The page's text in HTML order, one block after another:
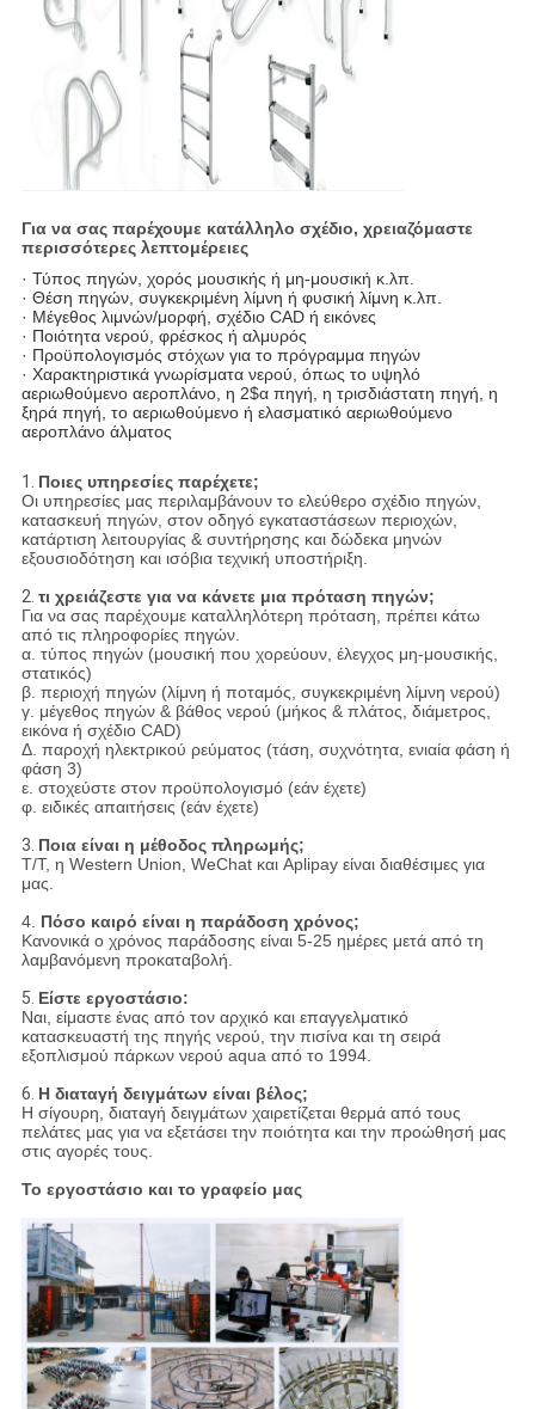
Για να σας παρέχουμε κατάλληλο σχέδιο, χρειαζόμαστε
περισσότερες λεπτομέρειες
· Τύπος πηγών, χορός μουσικής ή μη-μουσική κ.λπ.
· Θέση πηγών, συγκεκριμένη λίμνη ή φυσική λίμνη κ.λπ.
· Μέγεθος λιμνών/μορφή, σχέδιο CAD ή εικόνες
· Ποιότητα νερού, φρέσκος ή αλμυρός
· Προϋπολογισμός στόχων για το πρόγραμμα πηγών
· Χαρακτηριστικά γνωρίσματα νερού, όπως το υψηλό
αεριωθούμενο αεροπλάνο, η 2$α πηγή, η τρισδιάστατη πηγή, η
ξηρά πηγή, το αεριωθούμενο ή ελασματικό αεριωθούμενο
αεροπλάνο άλματος
1. Ποιες υπηρεσίες παρέχετε;
Οι υπηρεσίες μας περιλαμβάνουν το ελεύθερο σχέδιο πηγών,
κατασκευή πηγών, στον οδηγό εγκαταστάσεων περιοχών,
κατάρτιση λειτουργίας & συντήρησης και δώδεκα μηνών
εξουσιοδότηση και ισόβια τεχνική υποστήριξη.
2. τι χρειάζεστε για να κάνετε μια πρόταση πηγών;
Για να σας παρέχουμε καταλληλότερη πρόταση, πρέπει κάτω
από τις πληροφορίες πηγών.
α. τύπος πηγών (μουσική που χορεύουν, έλεγχος μη-μουσικής,
στατικός)
β. περιοχή πηγών (λίμνη ή ποταμός, συγκεκριμένη λίμνη νερού)
γ. μέγεθος πηγών & βάθος νερού (μήκος & πλάτος, διάμετρος,
εικόνα ή σχέδιο CAD)
Δ. παροχή ηλεκτρικού ρεύματος (τάση, συχνότητα, ενιαία φάση ή
φάση 3)
ε. στοχεύστε στον προϋπολογισμό (εάν έχετε)
φ. ειδικές απαιτήσεις (εάν έχετε)
3. Ποια είναι η μέθοδος πληρωμής;
T/T, η Western Union, WeChat και Aplipay είναι διαθέσιμες για
μας.
4. Πόσο καιρό είναι η παράδοση χρόνος;
Κανονικά ο χρόνος παράδοσης είναι 5-25 ημέρες μετά από τη
λαμβανόμενη προκαταβολή.
5. Είστε εργοστάσιο:
Ναι, είμαστε ένας από τον αρχικό και επαγγελματικό
κατασκευαστή της πηγής νερού, την πισίνα και τη σειρά
εξοπλισμού πάρκων νερού aqua από το 1994.
6. Η διαταγή δειγμάτων είναι βέλος;
Η σίγουρη, διαταγή δειγμάτων χαιρετίζεται θερμά από τους
πελάτες μας για να εξετάσει την ποιότητα και την προώθησή μας
στις αγορές τους.
Το εργοστάσιο και το γραφείο μας